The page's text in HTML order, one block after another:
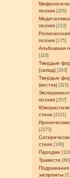
поэзия [205]
поэзия [210]
Религиозная
поэзия [175]
Альбомная
[110]
Твердые
(запад) [263]
Твердые
(восток) [115]
поэзия [257]
стихи [2101]
[2370]
стихи [149]
Пародии
Травести [66]
Подражания
экспромты